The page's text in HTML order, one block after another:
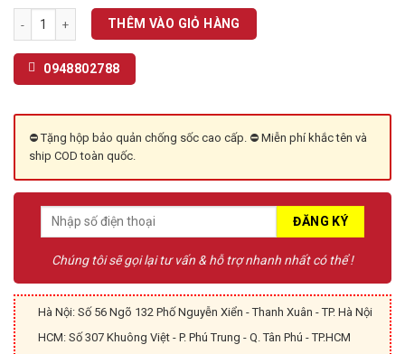
Ống Nghe Littmann Master Cardiology 2175 - Mẫu ống nghe cao cấp.
THÊM VÀO GIỎ HÀNG
0948802788
⛔ Tặng hộp bảo quản chống sốc cao cấp. ⛔ Miễn phí khắc tên và
ship COD toàn quốc.
Chúng tôi sẽ gọi lại tư vấn & hỗ trợ nhanh nhất có thể !
Hà Nội: Số 56 Ngõ 132 Phố Nguyễn Xiển - Thanh Xuân - TP. Hà Nội
HCM: Số 307 Khuông Việt - P. Phú Trung - Q. Tân Phú - TP.HCM